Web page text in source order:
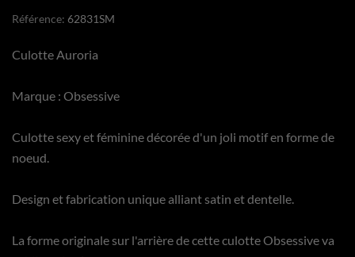
Référence: 62831SM
Culotte Auroria
Marque : Obsessive
Culotte sexy et féminine décorée d'un joli motif en forme de
noeud.
Design et fabrication unique alliant satin et dentelle.
La forme originale sur l'arrière de cette culotte Obsessive va